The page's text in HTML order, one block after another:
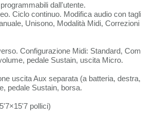
dall'utente.
Ciclo continuo. Modifica audio con
Unisono, Modalità Midi,
Configurazione Midi: Standard,
pedale Sustain, uscita Micro.
uscita Aux separata (a batteria,
pedale Sustain, borsa.
pollici)